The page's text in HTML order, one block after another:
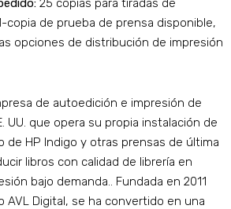
25 copias para tiradas de
copia de prueba de prensa disponible,
opciones de distribución de impresión
de autoedición e impresión de
UU. que opera su propia instalación de
de HP Indigo y otras prensas de última
libros con calidad de librería en
bajo demanda.. Fundada en 2011
AVL Digital, se ha convertido en una